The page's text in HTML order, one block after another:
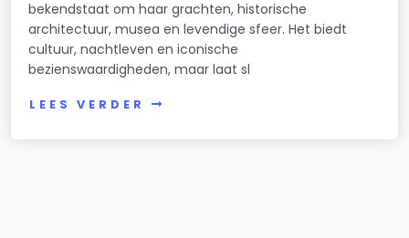
bekendstaat om haar grachten, historische
architectuur, musea en levendige sfeer. Het biedt
cultuur, nachtleven en iconische
bezienswaardigheden, maar laat sl
LEES VERDER